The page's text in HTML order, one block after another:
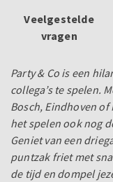
Veelgestelde
vragen
Party & Co is een
collega’s te spelen.
Bosch, Eindhoven
het spelen ook nog
Geniet van een
puntzak friet met
de tijd en dompel